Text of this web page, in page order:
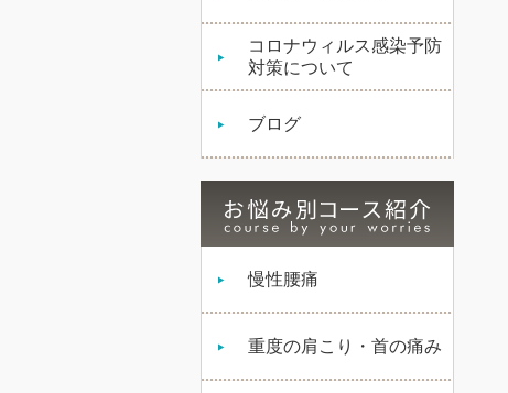
コロナウィルス感染予防
対策について
ブログ
慢性腰痛
重度の肩こり・首の痛み